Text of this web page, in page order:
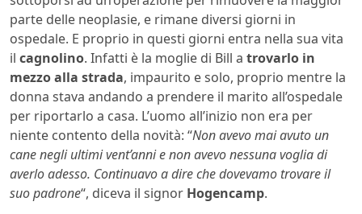
parte delle neoplasie, e rimane diversi giorni in
ospedale. E proprio in questi giorni entra nella sua vita
il cagnolino. Infatti è la moglie di Bill a trovarlo in
mezzo alla strada, impaurito e solo, proprio mentre la
donna stava andando a prendere il marito all’ospedale
per riportarlo a casa. L’uomo all’inizio non era per
niente contento della novità: “Non avevo mai avuto un
cane negli ultimi vent’anni e non avevo nessuna voglia di
averlo adesso. Continuavo a dire che dovevamo trovare il
suo padrone“, diceva il signor Hogencamp.